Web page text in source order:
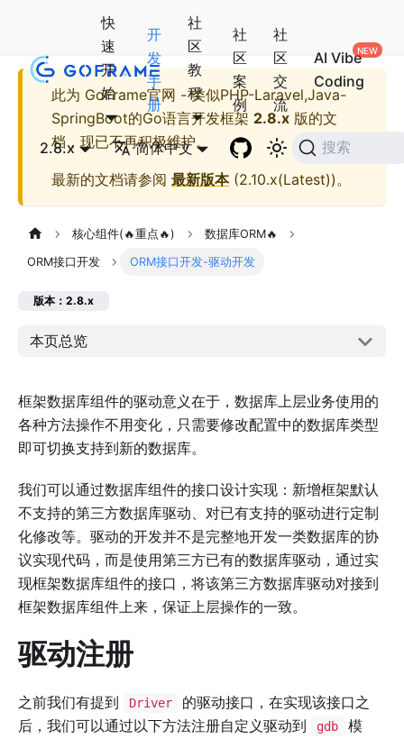
快
速
开
始
开
发
手
册
社
区
教
程
社
区
案
例
社
区
交
流
AI Vibe
Coding
2.8.x 简体中文 搜索
此为 GoFrame官网 - 类似PHP-Laravel,Java-
SpringBoot的Go语言开发框架 2.8.x 版的文
档，现已不再积极维护。
最新的文档请参阅 最新版本(2.10.x(Latest))。
核心组件(🔥重点🔥) 数据库ORM🔥
ORM接口开发 ORM接口开发-驱动开发
版本：2.8.x
本页总览
框架数据库组件的驱动意义在于，数据库上层业务使用的
各种方法操作不用变化，只需要修改配置中的数据库类型
即可切换支持到新的数据库。
我们可以通过数据库组件的接口设计实现：新增框架默认
不支持的第三方数据库驱动、对已有支持的驱动进行定制
化修改等。驱动的开发并不是完整地开发一类数据库的协
议实现代码，而是使用第三方已有的数据库驱动，通过实
现框架数据库组件的接口，将该第三方数据库驱动对接到
框架数据库组件上来，保证上层操作的一致。
驱动注册
之前我们有提到 Driver
的驱动接口，在实现该接口之
后，我们可以通过以下方法注册自定义驱动到
gdb
模